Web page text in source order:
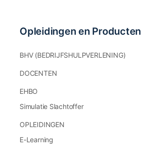
Opleidingen en Producten
BHV (BEDRIJFSHULPVERLENING)
DOCENTEN
EHBO
Simulatie Slachtoffer
OPLEIDINGEN
E-Learning